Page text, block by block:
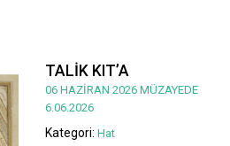
TALİK KIT’A
06 HAZİRAN 2026 MÜZAYEDE
6.06.2026
Kategori: Hat